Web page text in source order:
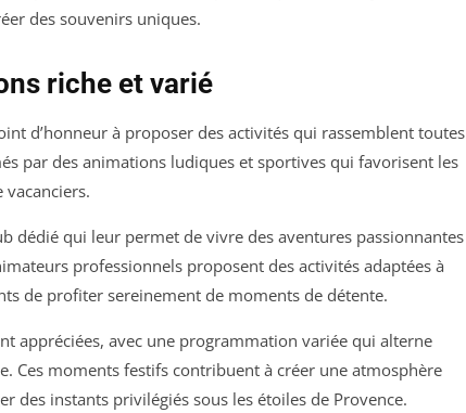
des souvenirs uniques.
riche et varié
d’honneur à proposer des activités qui rassemblent toutes
par des animations ludiques et sportives qui favorisent les
dédié qui leur permet de vivre des aventures passionnantes
professionnels proposent des activités adaptées à
de profiter sereinement de moments de détente.
appréciées, avec une programmation variée qui alterne
Ces moments festifs contribuent à créer une atmosphère
des instants privilégiés sous les étoiles de Provence.